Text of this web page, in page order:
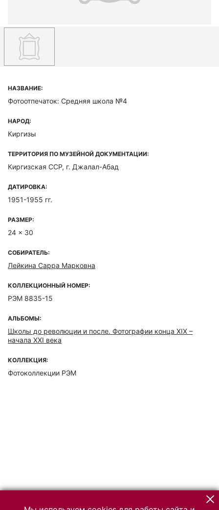
НАЗВАНИЕ:
Фотоотпечаток: Средняя школа №4
НАРОД:
Киргизы
ТЕРРИТОРИЯ ПО МУЗЕЙНОЙ ДОКУМЕНТАЦИИ:
Киргизская ССР, г. Джалал-Абад
ДАТИРОВКА:
1951-1955 гг.
РАЗМЕР:
24 x 30
СОБИРАТЕЛЬ:
Лейкина Сарра Марковна
КОЛЛЕКЦИОННЫЙ НОМЕР:
РЭМ 8835-15
АЛЬБОМЫ:
Школы до революции и после. Фотографии конца XIX –
начала XXI века
КОЛЛЕКЦИЯ:
Фотоколлекции РЭМ